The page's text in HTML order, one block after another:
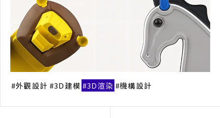
外觀設計 3D建模 3D渲染 機構設計